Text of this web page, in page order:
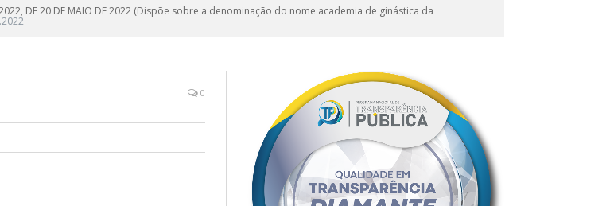
2022, DE 20 DE MAIO DE 2022 (Dispõe sobre a denominação do nome academia de ginástica da
0